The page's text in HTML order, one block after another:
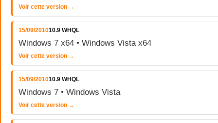
Voir cette version →
15/09/201010.9 WHQL
Windows 7 x64 • Windows Vista x64
Voir cette version →
15/09/201010.9 WHQL
Windows 7 • Windows Vista
Voir cette version →